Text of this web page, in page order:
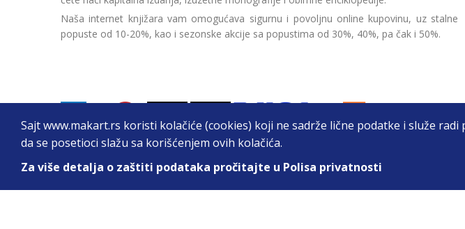
Sajt www.makart.rs koristi kolačiće (cookies) koji ne sadrže lične podatke i služe
da se posetioci slažu sa korišćenjem ovih kolačića.
Za više detalja o zaštiti podataka pročitajte u Polisa privatnosti
Naša internet knjižara vam omogućava sigurnu i povoljnu online kupovinu, uz stalne
popuste od 10-20%, kao i sezonske akcije sa popustima od 30%, 40%, pa čak i 50%.